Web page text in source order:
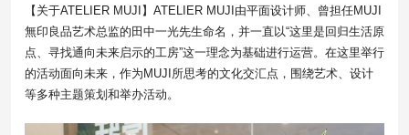
【关于ATELIER MUJI】ATELIER MUJI由平面设计师、曾担任MUJI
無印良品艺术总监的田中一光先生命名，并一直以“这里是回归生活原
点、寻找通向未来启示的工房”这一理念为基础进行运营。在这里举行
的活动面向未来，作为MUJI所思考的文化交汇点，围绕艺术、设计
等多种主题策划和举办活动。